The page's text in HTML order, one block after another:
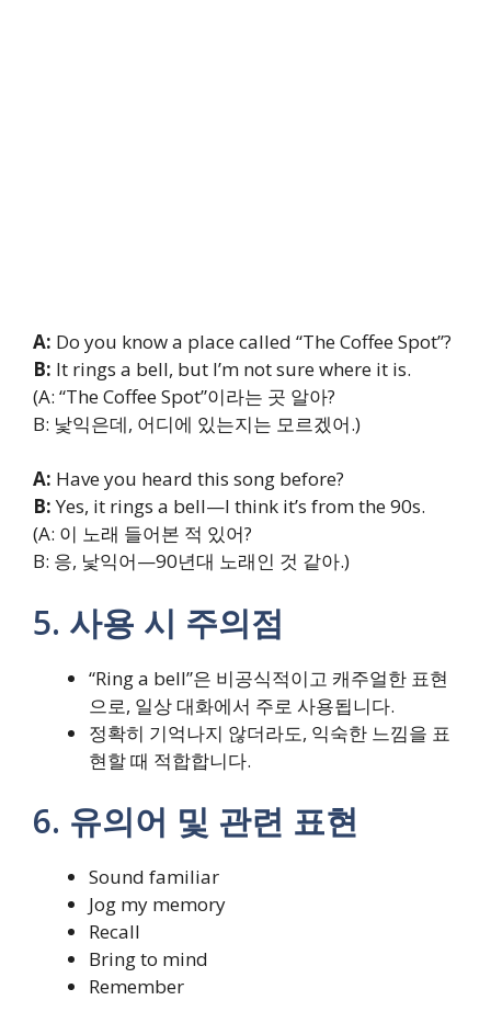
A: Do you know a place called “The Coffee Spot”?
B: It rings a bell, but I’m not sure where it is.
(A: “The Coffee Spot”이라는 곳 알아?
B: 낯익은데, 어디에 있는지는 모르겠어.)
A: Have you heard this song before?
B:Yes, it rings a bell—I think it’s from the 90s.
(A: 이 노래 들어본 적 있어?
B: 응, 낯익어—90년대 노래인 것 같아.)
5. 사용 시 주의점
“Ring a bell”은 비공식적이고 캐주얼한 표현
으로, 일상 대화에서 주로 사용됩니다.
정확히 기억나지 않더라도, 익숙한 느낌을 표
현할 때 적합합니다.
6. 유의어 및 관련 표현
Sound familiar
Jog my memory
Recall
Bring to mind
Remember